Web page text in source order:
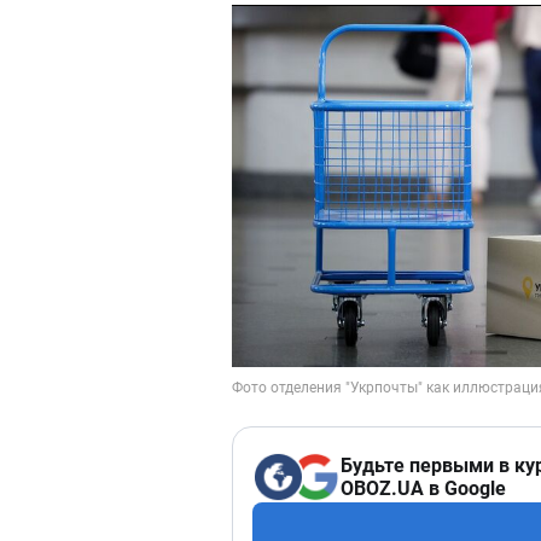
Будьте первыми в
OBOZ.UA в Google